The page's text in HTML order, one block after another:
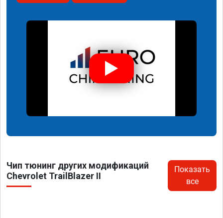
Чип тюнинг других модификаций
Chevrolet TrailBlazer II
Показать
все